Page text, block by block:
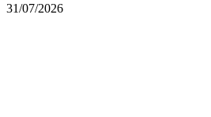
31/07/2026